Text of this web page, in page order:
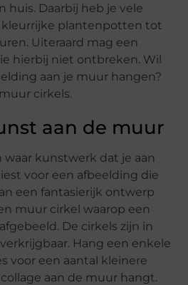
huis. Daarbij heb je vele
kleurrijke plantenpotten tot
Uiteraard mag een
hierbij niet ontbreken. Wil
aan je muur hangen?
cirkels.
aan de muur
waar kunstwerk dat je aan
voor een afbeelding die
een fantasierijk ontwerp
muur cirkel waarop een
De cirkels zijn in
Hang een enkele
voor een aantal kleinere
aan de muur hangt.